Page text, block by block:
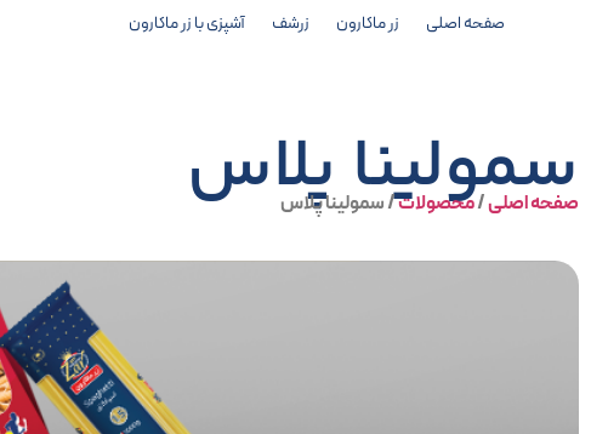
صفحه اصلی زر ماکارون زرشف آشپزی با زر ماکارون
سمولینا پلاس
صفحه اصلی/محصولات/سمولینا پلاس